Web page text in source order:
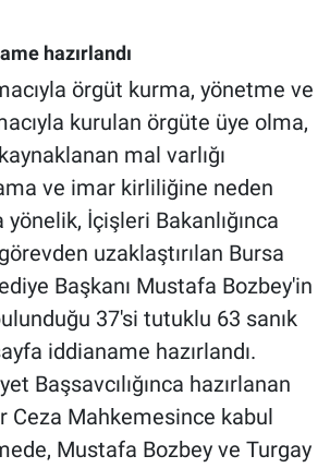
hazırlandı
örgüt kurma, yönetme ve
kurulan örgüte üye olma,
mal varlığı
ve imar kirliliğine neden
yönelik, İçişleri Bakanlığınca
uzaklaştırılan Bursa
Başkanı Mustafa Bozbey'in
37'si tutuklu 63 sanık
iddianame hazırlandı.
Başsavcılığınca hazırlanan
Ceza Mahkemesince kabul
Mustafa Bozbey ve Turgay